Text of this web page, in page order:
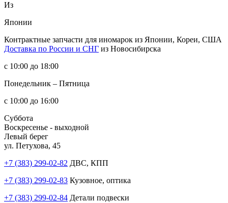
Из
Японии
Контрактные запчасти для иномарок из Японии, Кореи, США
Доставка по России и СНГ из Новосибирска
с 10:00 до 18:00
Понедельник – Пятница
с 10:00 до 16:00
Суббота
Воскресенье - выходной
Левый берег
ул. Петухова, 45
+7 (383) 299-02-82 ДВС, КПП
+7 (383) 299-02-83 Кузовное, оптика
+7 (383) 299-02-84 Детали подвески